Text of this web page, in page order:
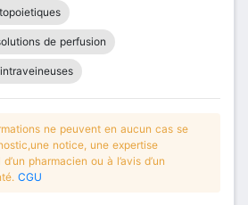
de perfusion
ne peuvent en aucun cas se
notice, une expertise
pharmacien ou à l’avis d’un
CGU